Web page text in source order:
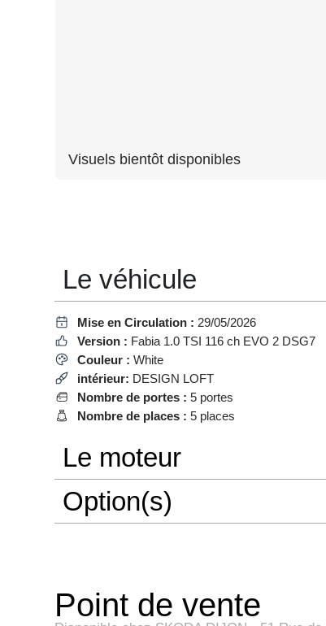
Visuels bientôt disponibles
Le véhicule
Mise en Circulation : 29/05/2026
Version : Fabia 1.0 TSI 116 ch EVO 2 DSG7
Couleur : White
intérieur: DESIGN LOFT
Nombre de portes : 5 portes
Nombre de places : 5 places
Le moteur
Option(s)
Point de vente